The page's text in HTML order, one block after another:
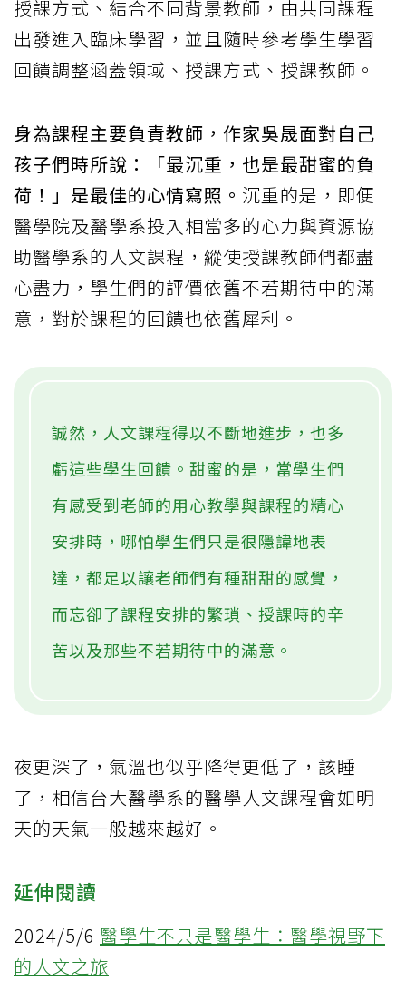
授課方式、結合不同背景教師，由共同課程
出發進入臨床學習，並且隨時參考學生學習
回饋調整涵蓋領域、授課方式、授課教師。
身為課程主要負責教師，作家吳晟面對自己
孩子們時所說：「最沉重，也是最甜蜜的負
荷！」是最佳的心情寫照。 沉重的是，即便
醫學院及醫學系投入相當多的心力與資源協
助醫學系的人文課程，縱使授課教師們都盡
心盡力，學生們的評價依舊不若期待中的滿
意，對於課程的回饋也依舊犀利。
誠然，人文課程得以不斷地進步，也多
虧這些學生回饋。甜蜜的是，當學生們
有感受到老師的用心教學與課程的精心
安排時，哪怕學生們只是很隱諱地表
達，都足以讓老師們有種甜甜的感覺，
而忘卻了課程安排的繁瑣、授課時的辛
苦以及那些不若期待中的滿意。
夜更深了，氣溫也似乎降得更低了，該睡
了，相信台大醫學系的醫學人文課程會如明
天的天氣一般越來越好。
延伸閱讀
2024/5/6 醫學生不只是醫學生：醫學視野下
的人文之旅